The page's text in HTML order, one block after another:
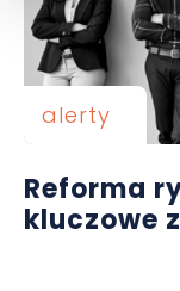
alerty
Reforma
kluczowe